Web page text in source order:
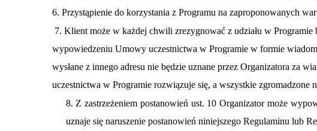
6. Przystąpienie do korzystania z Programu na zaproponowanych
7. Klient może w każdej chwili zrezygnować z udziału w
wypowiedzeniu Umowy uczestnictwa w Programie w formie
wysłane z innego adresu nie będzie uznane przez Organizatora za
uczestnictwa w Programie rozwiązuje się, a wszystkie
8. Z zastrzeżeniem postanowień ust. 10 Organizator może
uznaje się naruszenie postanowień niniejszego Regulaminu lub